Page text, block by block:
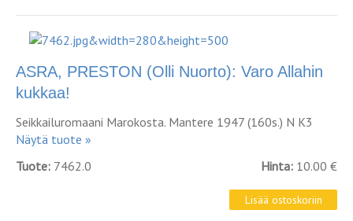
ASRA, PRESTON (Olli Nuorto): Varo Allahin
kukkaa!
Seikkailuromaani Marokosta. Mantere 1947 (160s.) N K3
Näytä tuote »
Tuote: 7462.0 Hinta: 10.00 €